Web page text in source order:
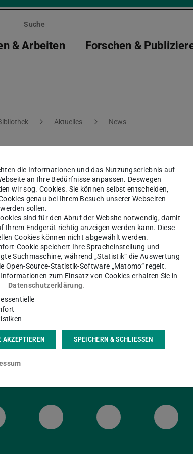
Suche
& Arbeiten Forschen &
Aktuelles News
des
am 03., 04. und
Standorte bleiben wie gewohnt
BlueskyULB FacebookULB Instagram
die Informationen und das Nutzungserlebnis auf
an Ihre Bedürfnisse anpassen. Deswegen
wir sog. Cookies. Sie können selbst entscheiden,
genau bei Ihrem Besuch unserer Webseiten
sollen.
sind für den Abruf der Website notwendig, damit
Ihrem Endgerät richtig anzeigen werden kann. Diese
Cookies können nicht abgewählt werden.
Cookie speichert Ihre Spracheinstellung und
Suchmaschine, während „Statistik“ die Auswertung
Open-Source-Statistik-Software „Matomo“ regelt.
zum Einsatz von Cookies erhalten Sie in
Datenschutzerklärung.
AKZEPTIEREN SPEICHERN & SCHLIESSEN